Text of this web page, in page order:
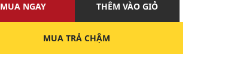
MUA NGAY THÊM VÀO GIỎ
MUA TRẢ CHẬM